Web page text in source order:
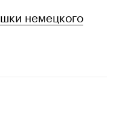
немецкого